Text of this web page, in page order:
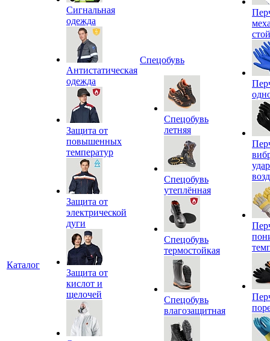
Каталог
Сигнальная
одежда
Антистатическая
одежда
Защита от
повышенных
температур
Защита от
электрической
дуги
Защита от
кислот и
щелочей
Спецобувь
Спецобувь
летняя
Спецобувь
утеплённая
Спецобувь
термостойкая
Спецобувь
влагозащитная